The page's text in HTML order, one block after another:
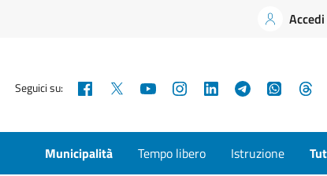
Seguici su: Facebook YouTubeInstagramLinkedInTelegram
Municipalità Tempo libero Istruzione